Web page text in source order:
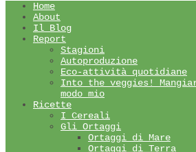
Home
About
Il Blog
Report
Stagioni
Autoproduzione
Eco-attività quotidiane
Into the veggies!
modo mio
Ricette
I Cereali
Gli Ortaggi
Ortaggi di Mare
Ortaggi di Terra